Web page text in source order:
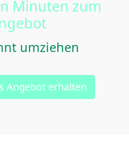
Minuten zum
umziehen
Angebot erhalten